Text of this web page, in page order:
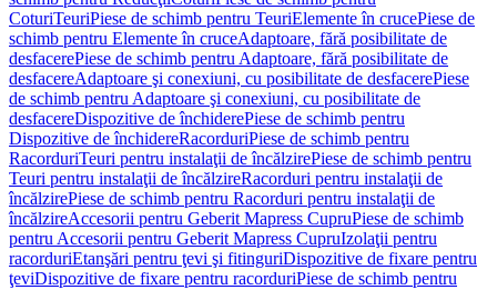
CoturiTeuriPiese de schimb pentru TeuriElemente în crucePiese de
schimb pentru Elemente în cruceAdaptoare, fără posibilitate de
desfacerePiese de schimb pentru Adaptoare, fără posibilitate de
desfacereAdaptoare şi conexiuni, cu posibilitate de desfacerePiese
de schimb pentru Adaptoare şi conexiuni, cu posibilitate de
desfacereDispozitive de închiderePiese de schimb pentru
Dispozitive de închidereRacorduriPiese de schimb pentru
RacorduriTeuri pentru instalaţii de încălzirePiese de schimb pentru
Teuri pentru instalaţii de încălzireRacorduri pentru instalaţii de
încălzirePiese de schimb pentru Racorduri pentru instalaţii de
încălzireAccesorii pentru Geberit Mapress CupruPiese de schimb
pentru Accesorii pentru Geberit Mapress CupruIzolaţii pentru
racorduriEtanşări pentru ţevi şi fitinguriDispozitive de fixare pentru
ţeviDispozitive de fixare pentru racorduriPiese de schimb pentru